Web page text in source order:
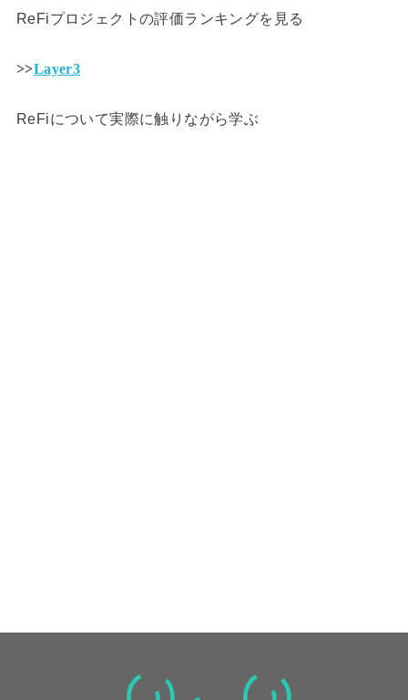
ReFiプロジェクトの評価ランキングを見る
>>Layer3
ReFiについて実際に触りながら学ぶ